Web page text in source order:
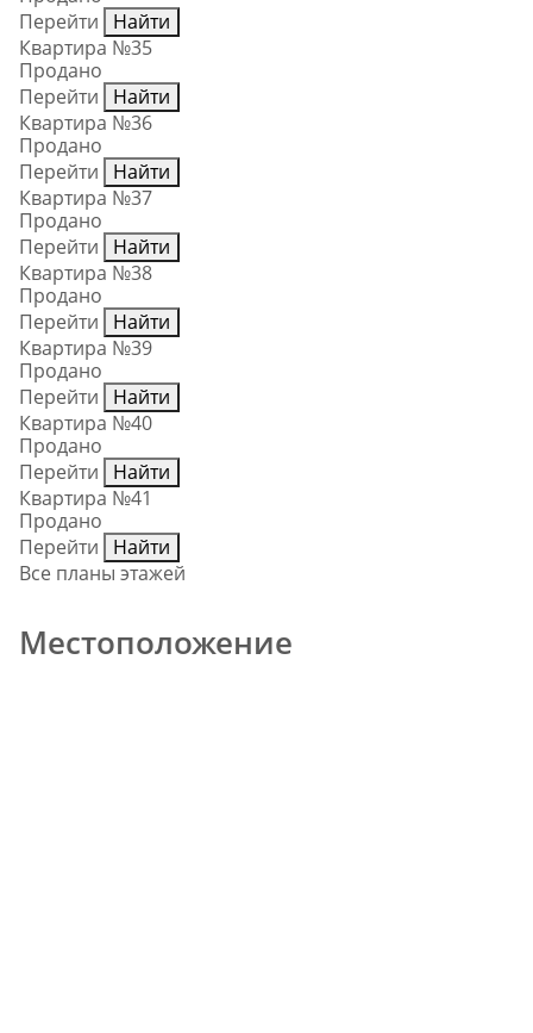
Перейти
Найти
Квартира №35
Продано
Перейти
Найти
Квартира №36
Продано
Перейти
Найти
Квартира №37
Продано
Перейти
Найти
Квартира №38
Продано
Перейти
Найти
Квартира №39
Продано
Перейти
Найти
Квартира №40
Продано
Перейти
Найти
Квартира №41
Продано
Перейти
Найти
Все планы этажей
Местоположение